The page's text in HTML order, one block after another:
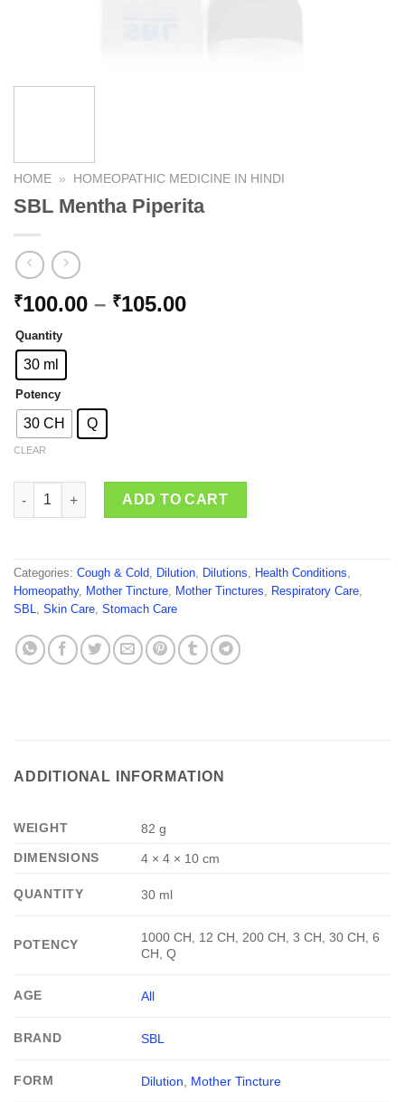
HOME » HOMEOPATHIC MEDICINE IN HINDI
SBL Mentha Piperita
₹100.00 – ₹105.00Price
Quantity
30 ml
Potency
30 CH Q
CLEAR
SBL Mentha Piperita quantity
ADD TO CART
Categories: Cough & Cold, Dilution, Dilutions, Health Conditions,
Homeopathy, Mother Tincture, Mother Tinctures, Respiratory Care,
SBL, Skin Care, Stomach Care
ADDITIONAL INFORMATION
WEIGHT
82 g
DIMENSIONS
4 × 4 × 10 cm
QUANTITY 30 ml
POTENCY
1000 CH, 12 CH, 200 CH, 3 CH, 30 CH, 6
CH, Q
AGE All
BRAND SBL
FORM Dilution, Mother Tincture